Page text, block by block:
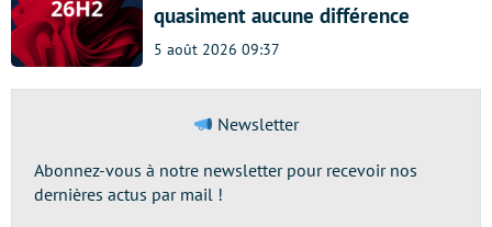
quasiment aucune différence
5 août 2026 09:37
Newsletter
Abonnez-vous à notre newsletter pour recevoir nos
dernières actus par mail !